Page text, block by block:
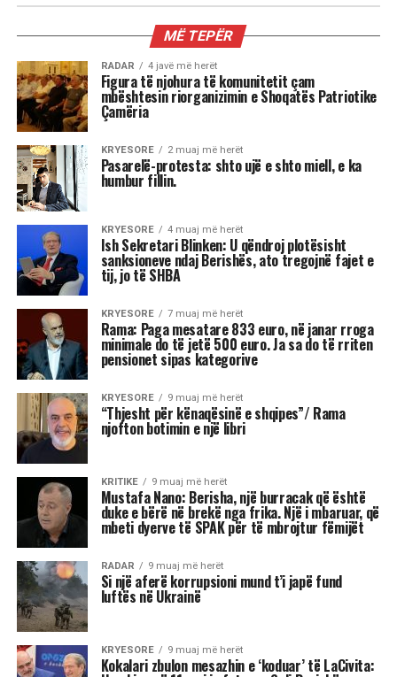
MË TEPËR
RADAR 4 javë më herët
Figura të njohura të komunitetit çam
mbështesin riorganizimin e Shoqatës Patriotike
Çamëria
KRYESORE 2 muaj më herët
Pasarelë-protesta: shto ujë e shto miell, e ka
humbur fillin.
KRYESORE 4 muaj më herët
Ish Sekretari Blinken: U qëndroj plotësisht
sanksioneve ndaj Berishës, ato tregojnë fajet e
tij, jo të SHBA
KRYESORE 7 muaj më herët
Rama: Paga mesatare 833 euro, në janar rroga
minimale do të jetë 500 euro. Ja sa do të rriten
pensionet sipas kategorive
KRYESORE 9 muaj më herët
“Thjesht për kënaqësinë e shqipes”/ Rama
njofton botimin e një libri
KRITIKE 9 muaj më herët
Mustafa Nano: Berisha, një burracak që është
duke e bërë në brekë nga frika. Një i mbaruar, që
mbeti dyerve të SPAK për të mbrojtur fëmijët
RADAR 9 muaj më herët
Si një aferë korrupsioni mund t’i japë fund
luftës në Ukrainë
KRYESORE 9 muaj më herët
Kokalari zbulon mesazhin e ‘koduar’ të LaCivita: